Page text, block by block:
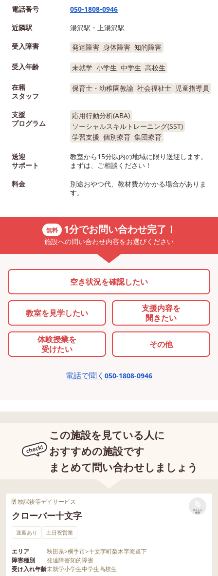
電話番号
050-1808-0946
近隣駅
湯沢駅・上湯沢駅
受入障害
発達障害 身体障害 知的障害
受入年齢 未就学 小学生 中学生 高校生
在籍
スタッフ
保育士・幼稚園教諭 社会福祉士 児童指導員
支援
プログラム
応用行動分析(ABA)
ソーシャルスキルトレーニング(SST)
学習支援 個別療育 集団療育
送迎
サポート
教室から15分以内の地域に限り送迎します。
まずは、ご相談ください！
料金
別途おやつ代、教材費がかかる場合がありま
す。
無料 1分でお問い合わせ完了！
施設への問い合わせ内容をお選びください
空き状況を確認したい
教室を見学したい
支援内容を
聞きたい
体験授業を
受けたい
その他
電話で聞く 050-1808-0946
この施設を見ている人に
おすすめの施設です
まとめて問い合わせしましょう
放課後等デイサービス
クローバー十文字
リストに
保存
送迎あり 土日祝営業
エリア 秋田県>横手市>十文字町梨木字海道下
障害種別
発達障害知的障害
受け入れ年齢未就学小学生中学生高校生